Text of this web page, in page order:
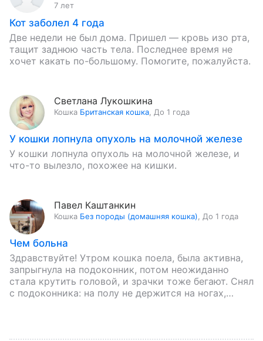
7 лет
Кот заболел 4 года
Две недели не был дома. Пришел — кровь изо рта,
тащит заднюю часть тела. Последнее время не
хочет какать по-большому. Помогите, пожалуйста.
Светлана Лукошкина
Кошка Британская кошка До 1 года
У кошки лопнула опухоль на молочной железе
У кошки лопнула опухоль на молочной железе, и
что-то вылезло, похожее на кишки.
Павел Каштанкин
Кошка Без породы (домашняя кошка) До 1 года
Чем больна
Здравствуйте! Утром кошка поела, была активна,
запрыгнула на подоконник, потом неожиданно
стала крутить головой, и зрачки тоже бегают. Снял
с подоконника: на полу не держится на ногах,